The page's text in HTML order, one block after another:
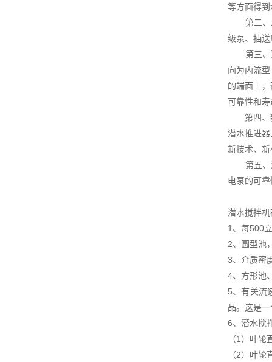
等方面得
第二、发
级泵、抽
第三、开
向为内流
的端面上
可靠性和寿
第四、新
潜水推进
新技术、
第五、注
电泵的可
潜水搅拌
1、每500
2、圆型池
3、介质密
4、方形池
5、有关流
品。这是
6、潜水搅
（1）叶
（2）叶